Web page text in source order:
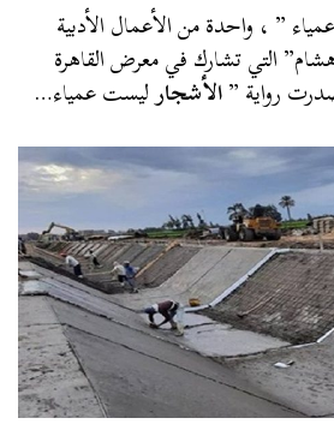
” ، واحدة من الأعمال الأدبية
هشام” التي تشارك في معرض القاهرة
الأشجارليست عمياء…